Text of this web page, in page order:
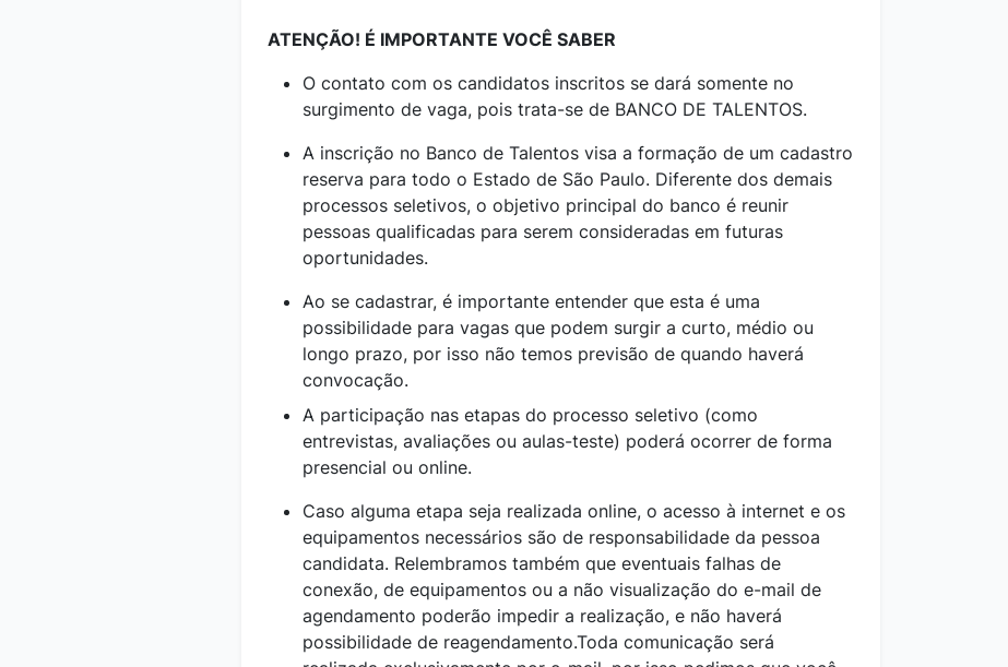
ATENÇÃO! É IMPORTANTE VOCÊ SABER
O contato com os candidatos inscritos se dará somente no
surgimento de vaga, pois trata-se de BANCO DE TALENTOS.
A inscrição no Banco de Talentos visa a formação de um cadastro
reserva para todo o Estado de São Paulo. Diferente dos demais
processos seletivos, o objetivo principal do banco é reunir
pessoas qualificadas para serem consideradas em futuras
oportunidades.
Ao se cadastrar, é importante entender que esta é uma
possibilidade para vagas que podem surgir a curto, médio ou
longo prazo, por isso não temos previsão de quando haverá
convocação.
A participação nas etapas do processo seletivo (como
entrevistas, avaliações ou aulas-teste) poderá ocorrer de forma
presencial ou online.
Caso alguma etapa seja realizada online, o acesso à internet e os
equipamentos necessários são de responsabilidade da pessoa
candidata. Relembramos também que eventuais falhas de
conexão, de equipamentos ou a não visualização do e-mail de
agendamento poderão impedir a realização, e não haverá
possibilidade de reagendamento.Toda comunicação será